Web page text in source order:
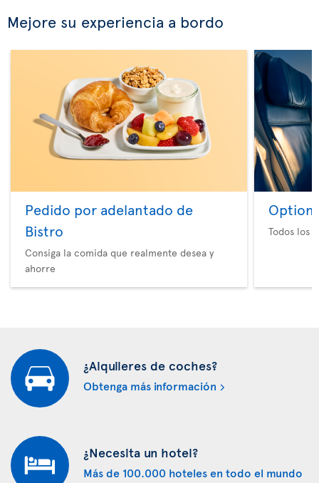
Mejore su experiencia a bordo
Pedido por adelantado de
Bistro
Consiga la comida que realmente desea y
ahorre
Option
Todos los
¿Alquileres de coches?
Obtenga más información
¿Necesita un hotel?
Más de 100.000 hoteles en todo el mundo